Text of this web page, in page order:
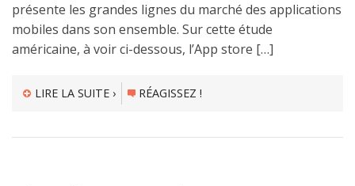
présente les grandes lignes du marché des applications
mobiles dans son ensemble. Sur cette étude
américaine, à voir ci-dessous, l’App store […]
LIRE LA SUITE › RÉAGISSEZ !